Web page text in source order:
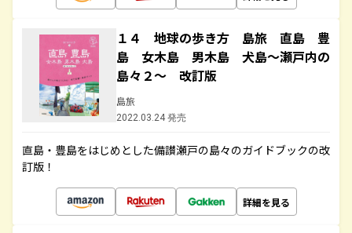
１４ 地球の歩き方 島旅 直島 豊
島 女木島 男木島 犬島～瀬戸内の
島々２～ 改訂版
島旅
2022.03.24 発売
直島・豊島をはじめとした備讃瀬戸の島々のガイドブックの改
訂版！
詳細を見る